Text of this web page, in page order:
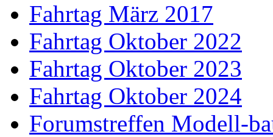
Fahrtag März 2017
Fahrtag Oktober 2022
Fahrtag Oktober 2023
Fahrtag Oktober 2024
Forumstreffen Modell-